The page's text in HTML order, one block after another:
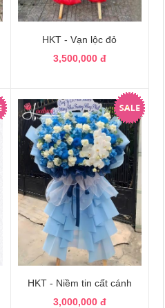
HKT - Vạn lộc đỏ
3,500,000 đ
HKT - Niềm tin cất cánh
3,000,000 đ